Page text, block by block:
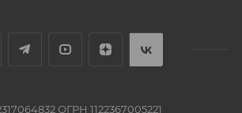
ОГРН 1122367005221